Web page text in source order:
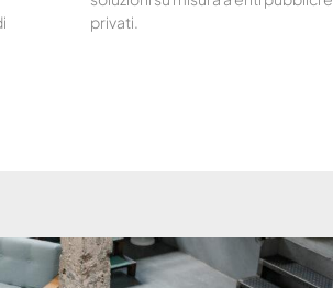
privati.